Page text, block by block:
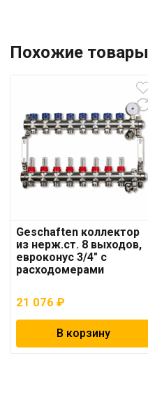
Похожие товары
Geschaften коллектор
из нерж.ст. 8 выходов,
евроконус 3/4″ с
расходомерами
21 076 ₽
В корзину